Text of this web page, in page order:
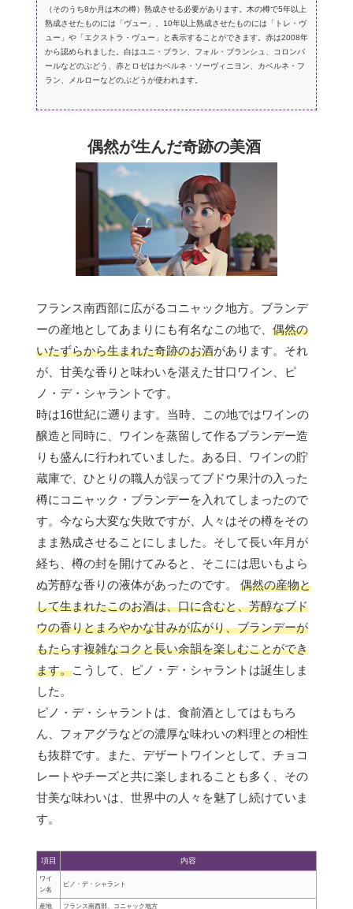
（そのうち8か月は木の樽）熟成させる必要があります。木の樽で5年以上
熟成させたものには「ヴュー」、10年以上熟成させたものには「トレ・ヴ
ュー」や「エクストラ・ヴュー」と表示することができます。赤は2008年
から認められました。白はユニ・ブラン、フォル・ブランシュ、コロンバ
ールなどのぶどう、赤とロゼはカベルネ・ソーヴィニヨン、カベルネ・フ
ラン、メルローなどのぶどうが使われます。
偶然が生んだ奇跡の美酒
フランス南西部に広がるコニャック地方。ブランデ
ーの産地としてあまりにも有名なこの地で、 偶然の
いたずらから生まれた奇跡のお酒があります。それ
が、甘美な香りと味わいを湛えた甘口ワイン、ピ
ノ・デ・シャラントです。
時は16世紀に遡ります。当時、この地ではワインの
醸造と同時に、ワインを蒸留して作るブランデー造
りも盛んに行われていました。ある日、ワインの貯
蔵庫で、ひとりの職人が誤ってブドウ果汁の入った
樽にコニャック・ブランデーを入れてしまったので
す。今なら大変な失敗ですが、人々はその樽をその
まま熟成させることにしました。そして長い年月が
経ち、樽の封を開けてみると、そこには思いもよら
ぬ芳醇な香りの液体があったのです。 偶然の産物と
して生まれたこのお酒は、口に含むと、芳醇なブド
ウの香りとまろやかな甘みが広がり、ブランデーが
もたらす複雑なコクと長い余韻を楽しむことができ
ます。こうして、ピノ・デ・シャラントは誕生しま
した。
ピノ・デ・シャラントは、食前酒としてはもちろ
ん、フォアグラなどの濃厚な味わいの料理との相性
も抜群です。また、デザートワインとして、チョコ
レートやチーズと共に楽しまれることも多く、その
甘美な味わいは、世界中の人々を魅了し続けていま
す。
項目 内容
ワイ
ン名
ピノ・デ・シャラント
産地 フランス南西部、コニャック地方